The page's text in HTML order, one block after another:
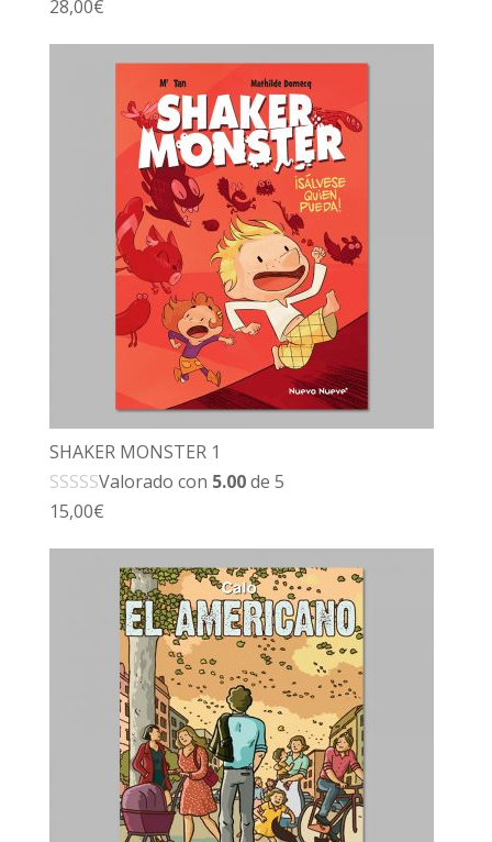
28,00€
SHAKER MONSTER 1
Valorado con 5.00de 5
15,00€